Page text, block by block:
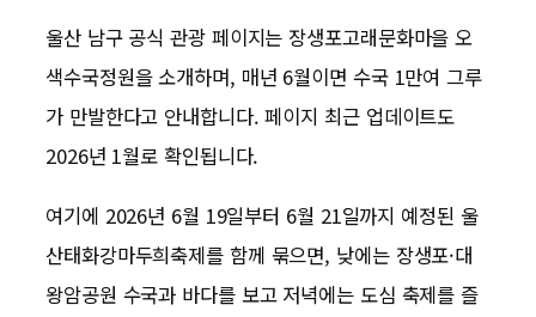
울산 남구 공식 관광 페이지는 장생포고래문화마을 오
색수국정원을 소개하며, 매년 6월이면 수국 1만여 그루
가 만발한다고 안내합니다. 페이지 최근 업데이트도
2026년 1월로 확인됩니다.
여기에 2026년 6월 19일부터 6월 21일까지 예정된 울
산태화강마두희축제를 함께 묶으면, 낮에는 장생포·대
왕암공원 수국과 바다를 보고 저녁에는 도심 축제를 즐